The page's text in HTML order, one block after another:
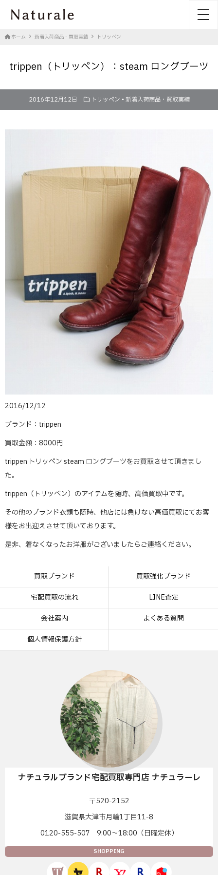
ホーム 新着入荷商品・買取実績 トリッペン
trippen（トリッペン）：steam ロングブーツ
2016年12月12日 トリッペン • 新着入荷商品・買取実績
2016/12/12
ブランド：trippen
買取金額：8000円
trippen トリッペン steam ロングブーツをお買取させて頂きまし
た。
trippen（トリッペン）のアイテムを随時、高価買取中です。
その他のブランド衣類も随時、他店には負けない高価買取にてお客
様をお出迎えさせて頂いております。
是非、着なくなったお洋服がございましたらご連絡ください。
買取ブランド 買取強化ブランド
宅配買取の流れ LINE査定
会社案内 よくある質問
個人情報保護方針
ナチュラルブランド宅配買取専門店 ナチュラーレ
〒520-2152
滋賀県大津市月輪1丁目11-8
0120-555-507 9:00〜18:00（日曜定休）
SHOPPING